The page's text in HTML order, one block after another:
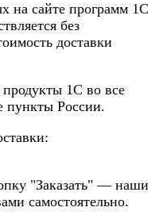
на сайте программ 1С
без
доставки
1С во все
пункты России.
"Заказать" — наши
самостоятельно.